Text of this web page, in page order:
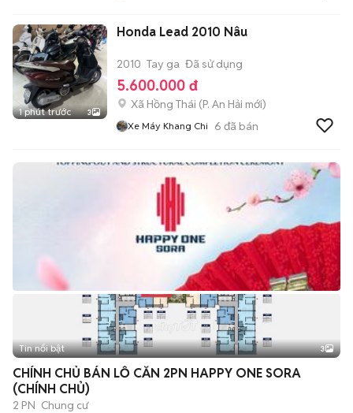
1 phút trước 3
Honda Lead 2010 Nâu
2010 Tay ga Đã sử dụng
5.600.000 đ
Xã Hồng Thái (P. An Hải mới)
Xe Máy Khang Chi 6 đã bán
Tin nổi bật 3
CHÍNH CHỦ BÁN LỖ CĂN 2PN HAPPY ONE SORA
(CHÍNH CHỦ)
2 PN Chung cư